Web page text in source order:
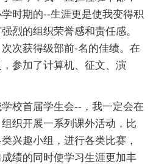
时期的--生涯更是使我变得积
烈的组织荣誉感和责任感。
次获得级部前-名的佳绩。在
参加了计算机、征文、演
校首届学生会--，我一定会在
织开展一系列课外活动，比
兴趣小组，进行各类比赛，
绩的同时使学习生涯更加丰